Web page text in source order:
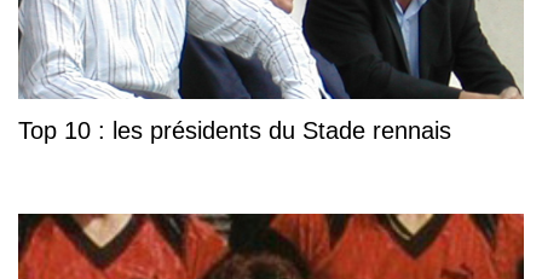
Top 10 : les présidents du Stade rennais